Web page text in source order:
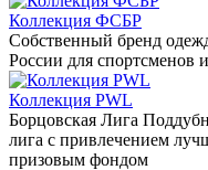
Коллекция ФСБР
Собственный бренд
России для спортсменов
Коллекция PWL
Борцовская Лига
лига с привлечением
призовым фондом